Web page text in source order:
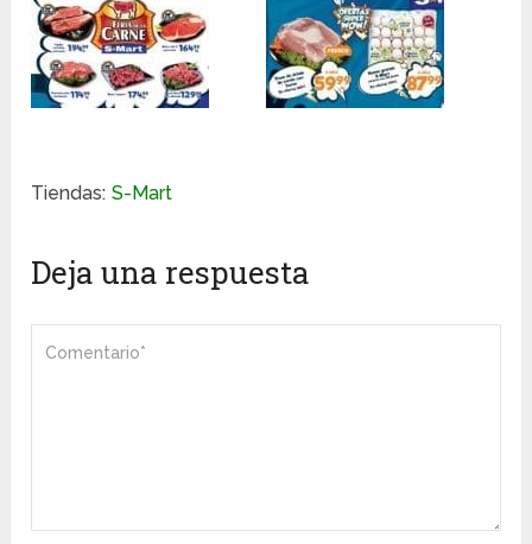
Tiendas: S-Mart
Deja una respuesta